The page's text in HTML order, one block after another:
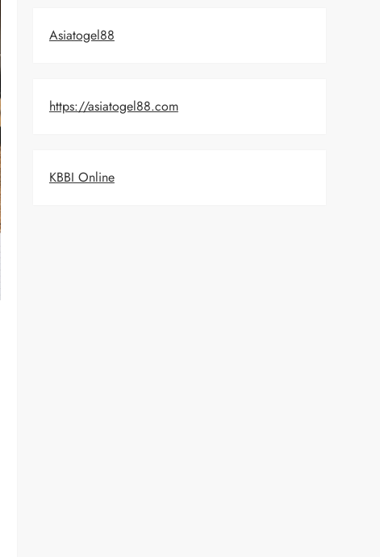
Asiatogel88
https://asiatogel88.com
KBBI Online